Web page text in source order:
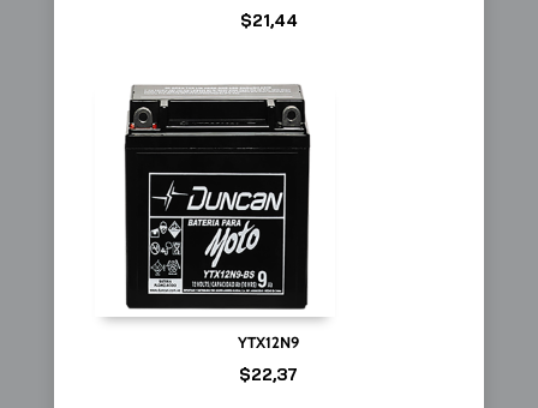
$21,44
YTX12N9
$22,37